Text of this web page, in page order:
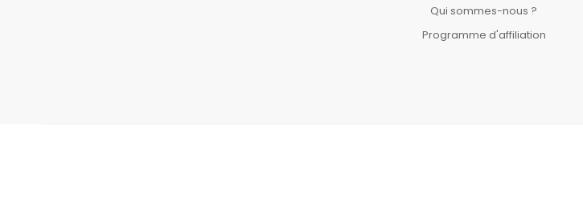
Qui sommes-nous ?
Programme d'affiliation